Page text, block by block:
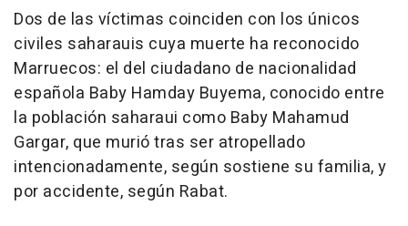
Dos de las víctimas coinciden con los únicos
civiles saharauis cuya muerte ha reconocido
Marruecos: el del ciudadano de nacionalidad
española Baby Hamday Buyema, conocido entre
la población saharaui como Baby Mahamud
Gargar, que murió tras ser atropellado
intencionadamente, según sostiene su familia, y
por accidente, según Rabat.